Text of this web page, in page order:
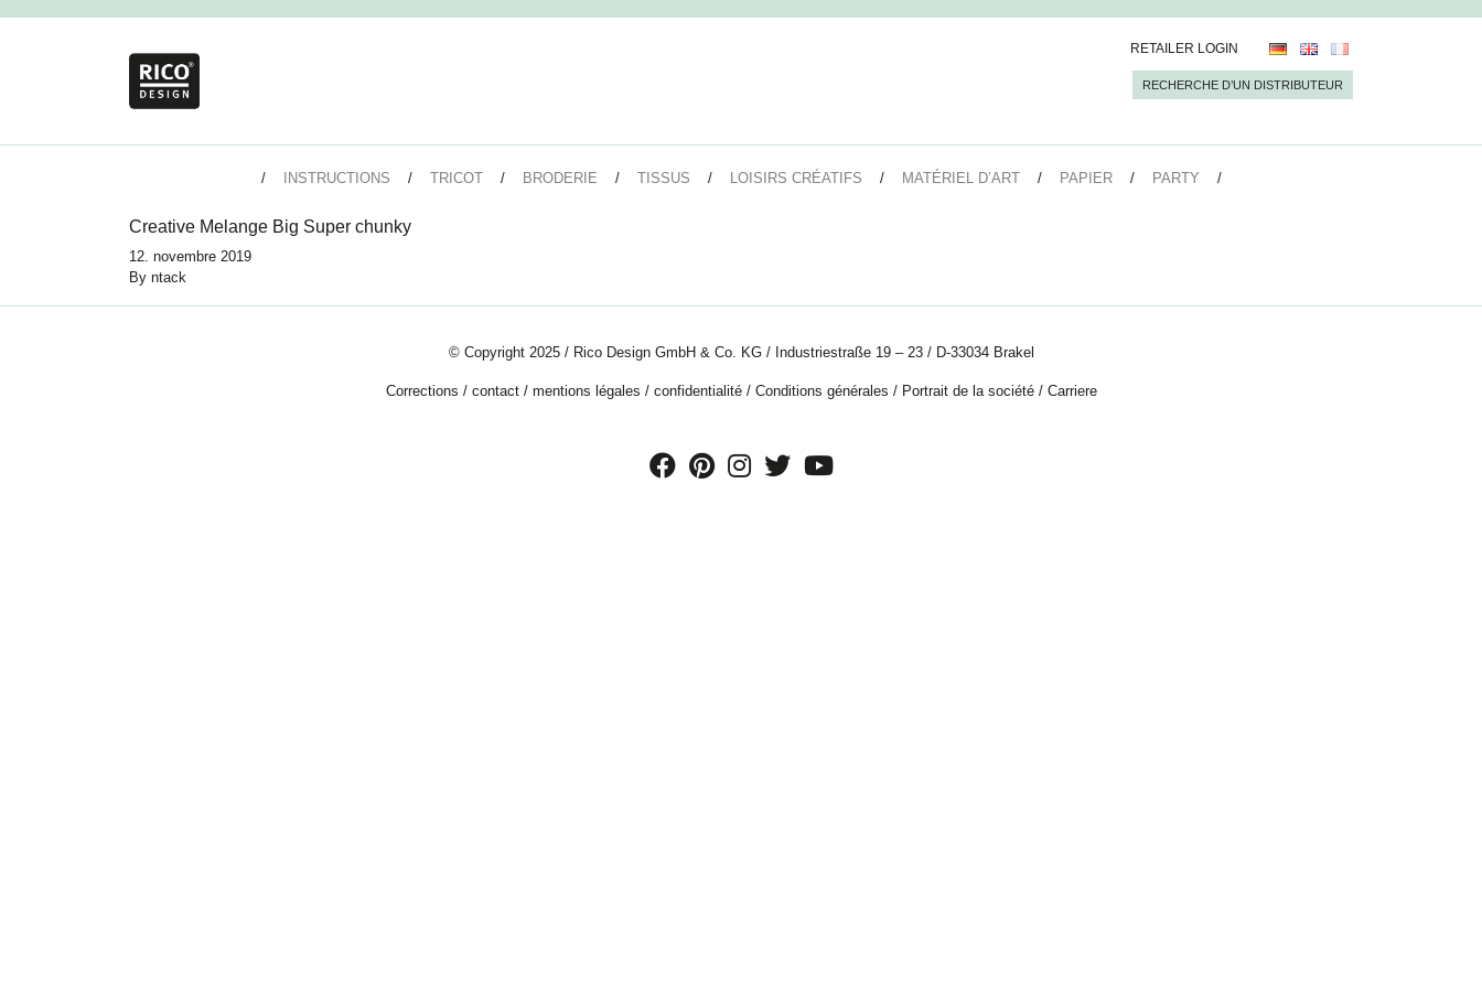
RETAILER LOGIN
RECHERCHE D’UN DISTRIBUTEUR
INSTRUCTIONS TRICOT BRODERIE TISSUS LOISIRS CRÉATIFS MATÉRIEL D’ART PAPIER PARTY
Creative Melange Big Super chunky
12. novembre 2019
By ntack
© Copyright 2025 / Rico Design GmbH & Co. KG / Industriestraße 19 – 23 / D-33034 Brakel
Corrections / contact/ mentions légales / confidentialité/ Conditions générales / Portrait de la société/ Carriere